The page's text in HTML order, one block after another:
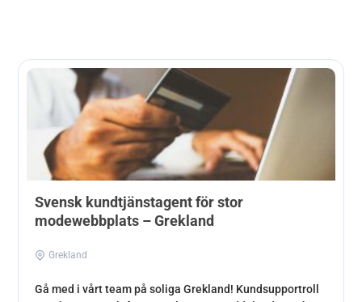
Svensk kundtjänstagent för stor
modewebbplats – Grekland
Grekland
Gå med i vårt team på soliga Grekland! Kundsupportroll